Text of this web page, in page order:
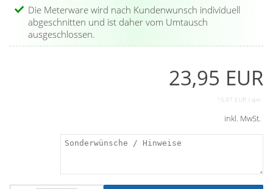
Die Meterware wird nach Kundenwunsch individuell
abgeschnitten und ist daher vom Umtausch
ausgeschlossen.
23,95 EUR
15,97 EUR / qm
inkl. MwSt.